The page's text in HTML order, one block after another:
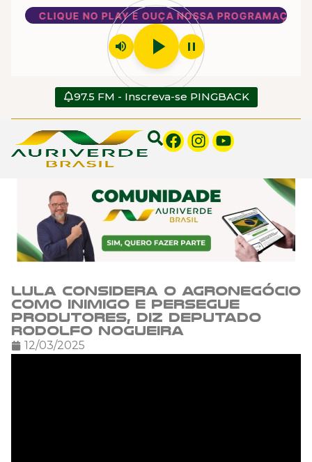
CLIQUE NO PLAY E OUÇA NOSSA PROGRAMAÇÃO
volume_up play_arrow pause
97.5 FM - Inscreva-se PINGBACK
Lula considera o agronegócio
como inimigo e persegue
produtores, diz deputado
Rodolfo Nogueira
12/03/2025